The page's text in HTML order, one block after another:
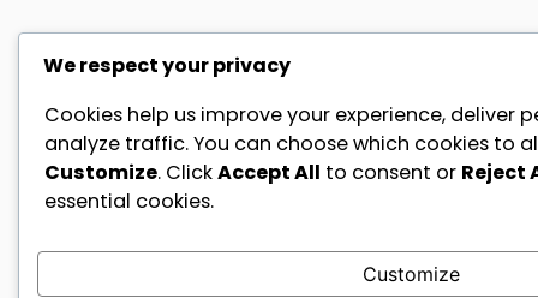
We respect your privacy
Cookies help us improve your experience, deliver
analyze traffic. You can choose which cookies to
Customize. ClickAccept All to consent or Reject
essential cookies.
Customize